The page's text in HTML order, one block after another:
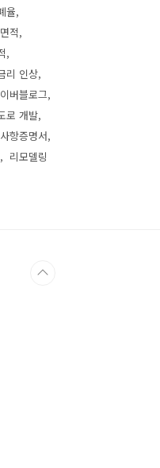
율
적
리 인상
버블로그
로 개발
항증명서
리모델링